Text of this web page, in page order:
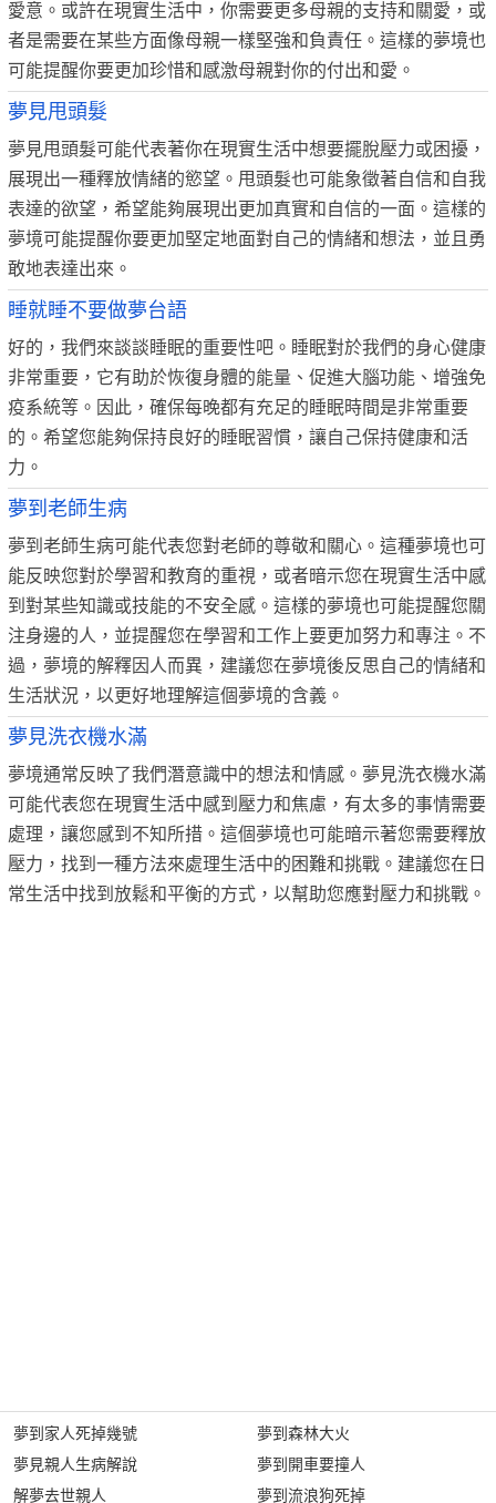
愛意。或許在現實生活中，你需要更多母親的支持和關愛，或
者是需要在某些方面像母親一樣堅強和負責任。這樣的夢境也
可能提醒你要更加珍惜和感激母親對你的付出和愛。
夢見甩頭髮
夢見甩頭髮可能代表著你在現實生活中想要擺脫壓力或困擾，
展現出一種釋放情緒的慾望。甩頭髮也可能象徵著自信和自我
表達的欲望，希望能夠展現出更加真實和自信的一面。這樣的
夢境可能提醒你要更加堅定地面對自己的情緒和想法，並且勇
敢地表達出來。
睡就睡不要做夢台語
好的，我們來談談睡眠的重要性吧。睡眠對於我們的身心健康
非常重要，它有助於恢復身體的能量、促進大腦功能、增強免
疫系統等。因此，確保每晚都有充足的睡眠時間是非常重要
的。希望您能夠保持良好的睡眠習慣，讓自己保持健康和活
力。
夢到老師生病
夢到老師生病可能代表您對老師的尊敬和關心。這種夢境也可
能反映您對於學習和教育的重視，或者暗示您在現實生活中感
到對某些知識或技能的不安全感。這樣的夢境也可能提醒您關
注身邊的人，並提醒您在學習和工作上要更加努力和專注。不
過，夢境的解釋因人而異，建議您在夢境後反思自己的情緒和
生活狀況，以更好地理解這個夢境的含義。
夢見洗衣機水滿
夢境通常反映了我們潛意識中的想法和情感。夢見洗衣機水滿
可能代表您在現實生活中感到壓力和焦慮，有太多的事情需要
處理，讓您感到不知所措。這個夢境也可能暗示著您需要釋放
壓力，找到一種方法來處理生活中的困難和挑戰。建議您在日
常生活中找到放鬆和平衡的方式，以幫助您應對壓力和挑戰。
夢到家人死掉幾號
夢見親人生病解說
解夢去世親人
夢到森林大火
夢到開車要撞人
夢到流浪狗死掉